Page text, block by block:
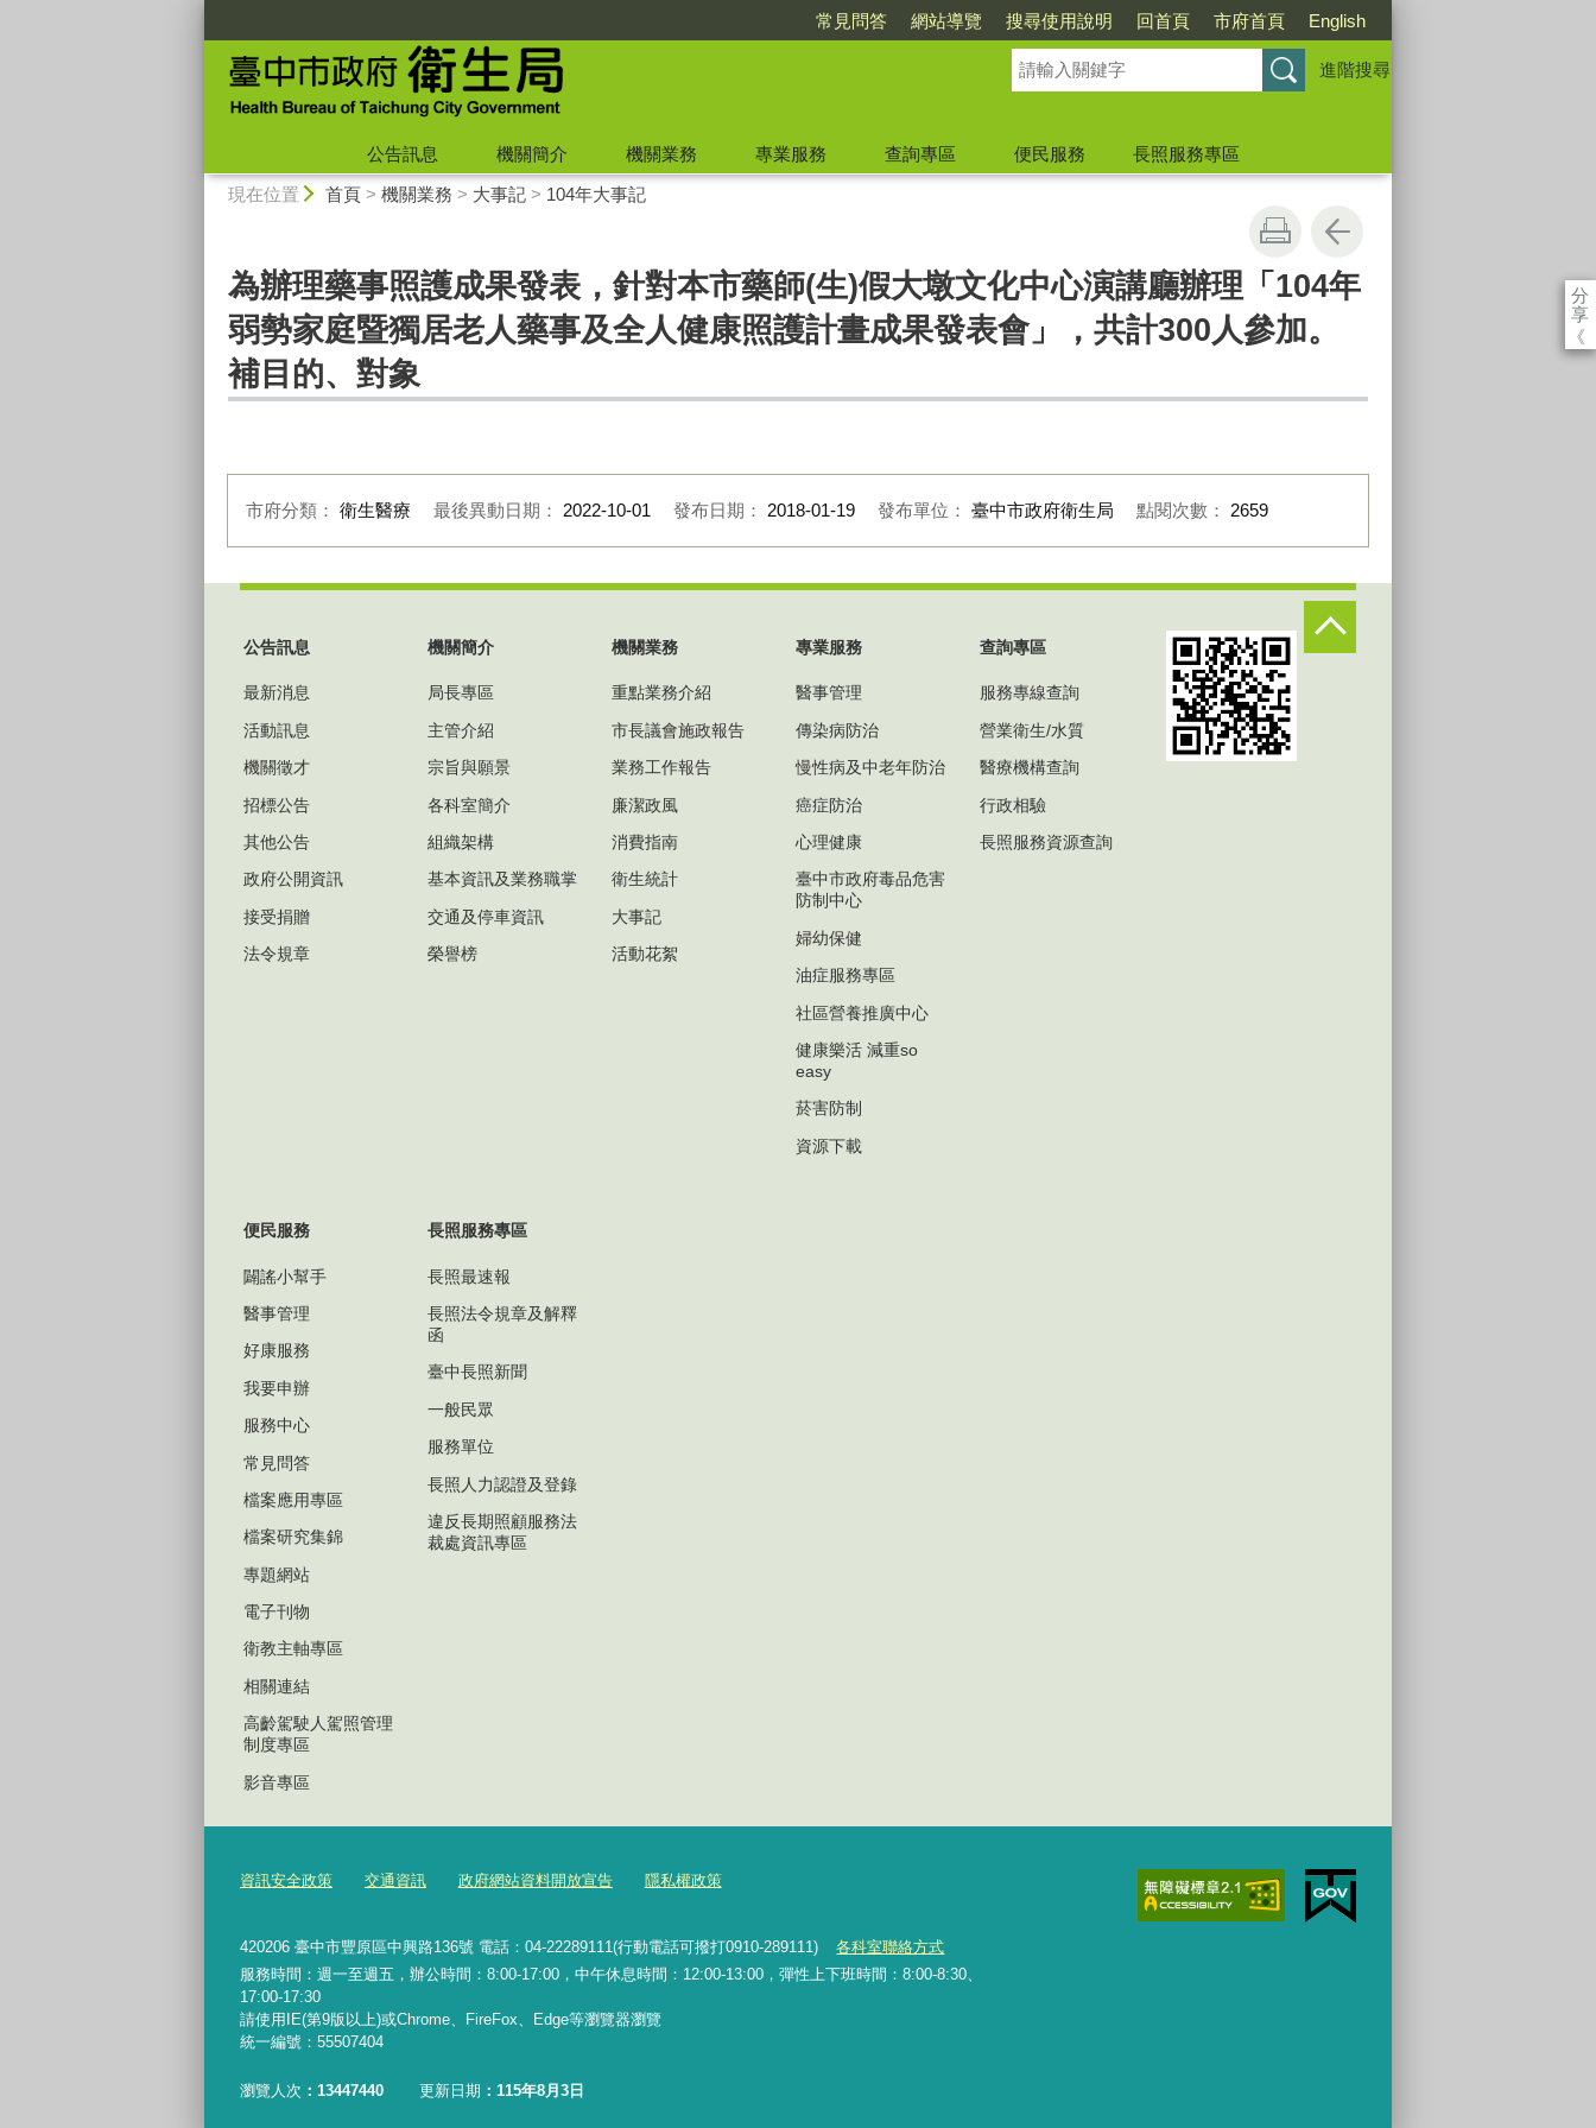
常見問答 網站導覽 搜尋使用說明 回首頁 市府首頁 English
進階搜尋
公告訊息 機關簡介 機關業務 專業服務 查詢專區 便民服務
長照服務專區
現在位置 首頁> 機關業務 > 大事記> 104年大事記
分
享
《
為辦理藥事照護成果發表，針對本市藥師(生)假大墩文化中心演講廳辦理「104年
弱勢家庭暨獨居老人藥事及全人健康照護計畫成果發表會」，共計300人參加。
補目的、對象
市府分類： 衛生醫療 最後異動日期： 2022-10-01 發布日期： 2018-01-19 發布單位： 臺中市政府衛生局 點閱次數： 2659
公告訊息
最新消息
活動訊息
機關徵才
招標公告
其他公告
政府公開資訊
接受捐贈
法令規章
機關簡介
局長專區
主管介紹
宗旨與願景
各科室簡介
組織架構
基本資訊及業務職掌
交通及停車資訊
榮譽榜
機關業務
重點業務介紹
市長議會施政報告
業務工作報告
廉潔政風
消費指南
衛生統計
大事記
活動花絮
專業服務
醫事管理
傳染病防治
慢性病及中老年防治
癌症防治
心理健康
臺中市政府毒品危害
防制中心
婦幼保健
油症服務專區
社區營養推廣中心
健康樂活 減重so
easy
菸害防制
資源下載
查詢專區
服務專線查詢
營業衛生/水質
醫療機構查詢
行政相驗
長照服務資源查詢
便民服務
闢謠小幫手
醫事管理
好康服務
我要申辦
服務中心
常見問答
檔案應用專區
檔案研究集錦
專題網站
電子刊物
衛教主軸專區
相關連結
高齡駕駛人駕照管理
制度專區
影音專區
長照服務專區
長照最速報
長照法令規章及解釋
函
臺中長照新聞
一般民眾
服務單位
長照人力認證及登錄
違反長期照顧服務法
裁處資訊專區
資訊安全政策 交通資訊 政府網站資料開放宣告 隱私權政策
420206 臺中市豐原區中興路136號 電話：04-22289111(行動電話可撥打0910-289111)
各科室聯絡方式
服務時間：週一至週五，辦公時間：8:00-17:00，中午休息時間：12:00-13:00，彈性上下班時間：8:00-8:30、
17:00-17:30
請使用IE(第9版以上)或Chrome、FireFox、Edge等瀏覽器瀏覽
統一編號：55507404
瀏覽人次 13447440 更新日期 115年8月3日